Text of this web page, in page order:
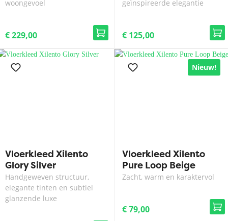
woongevoel
€ 229,00
geïnspireerde elegantie
€ 125,00
Vloerkleed Xilento
Glory Silver
Handgeweven structuur,
elegante tinten en subtiel
glanzende luxe
Nieuw!
Vloerkleed Xilento
Pure Loop Beige
Zacht, warm en karaktervol
€ 79,00